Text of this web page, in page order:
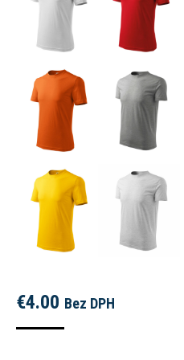
€4.00 Bez DPH